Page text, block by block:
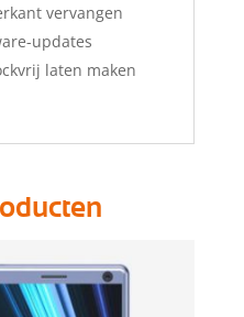
vervangen
updates
laten maken